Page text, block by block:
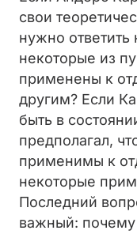
свои
нужно
некоторые из
применены к
другим? Если
быть в
предполагал,
применимы к
некоторые
Последний
важный: